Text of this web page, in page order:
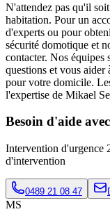
N'attendez pas qu'il
habitation. Pour un
d'experts ou pour
sécurité domotique et
contacter. Nos équipes
questions et vous
pour votre domicile.
l'expertise de Mikael
Besoin d'aide
Intervention d'urgence
d'intervention
0489 21 08 47
MS